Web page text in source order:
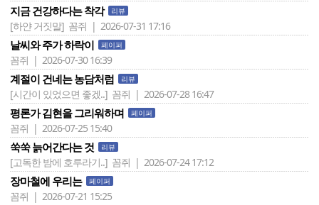
지금 건강하다는 착각 리뷰
[하얀 거짓말] 꼼쥐 | 2026-07-31 17:16
날씨와 주가 하락이 페이퍼
꼼쥐 | 2026-07-30 16:39
계절이 건네는 농담처럼 리뷰
[시간이 있었으면 좋겠..] 꼼쥐 | 2026-07-28 16:47
평론가 김현을 그리워하며 페이퍼
꼼쥐 | 2026-07-25 15:40
쑥쑥 늙어간다는 것 리뷰
[고독한 밤에 호루라기..] 꼼쥐 | 2026-07-24 17:12
장마철에 우리는 페이퍼
꼼쥐 | 2026-07-21 15:25